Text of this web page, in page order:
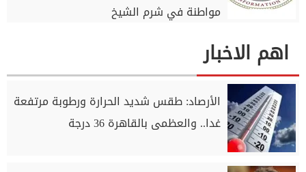
مواطنة في شرم الشيخ
اهم الاخبار
الأرصاد: طقس شديد الحرارة ورطوبة مرتفعة
غدا.. والعظمى بالقاهرة 36 درجة